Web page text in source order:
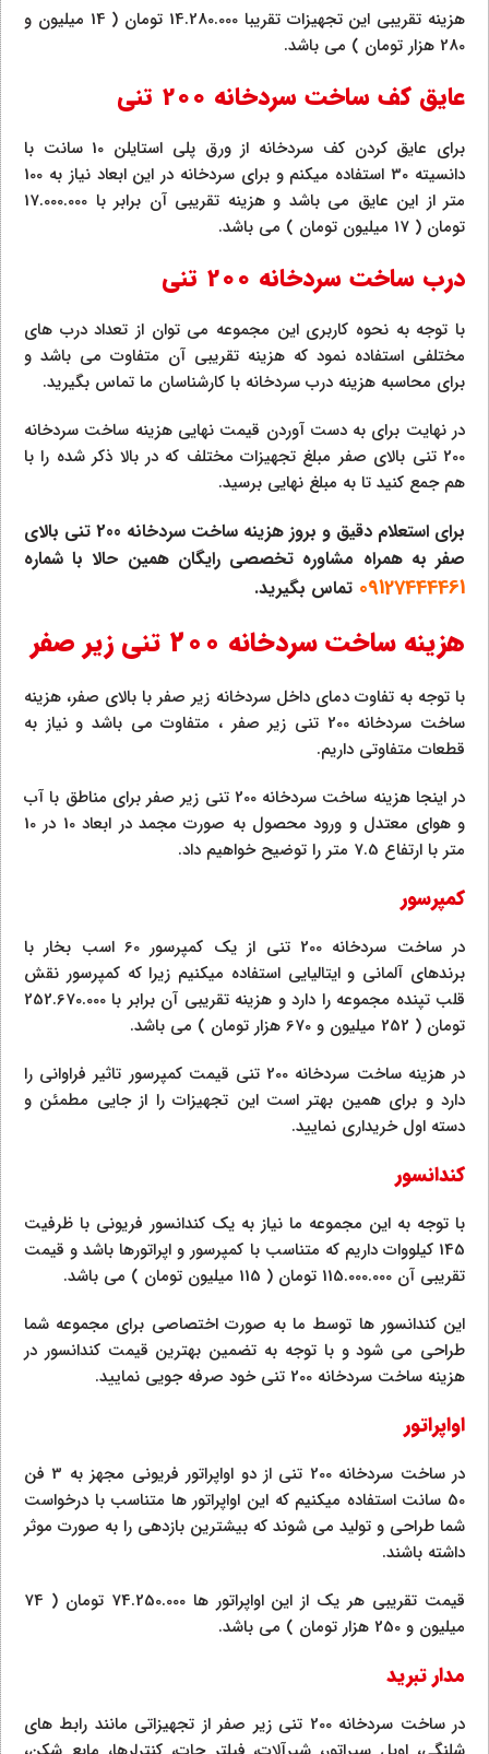
هزینه تقریبی این تجهیزات تقریبا 14.280.000 تومان ( 14 میلیون و
280 هزار تومان ) می باشد.
عایق کف ساخت سردخانه 200 تنی
برای عایق کردن کف سردخانه از ورق پلی استایلن 10 سانت با
دانسیته 30 استفاده میکنم و برای سردخانه در این ابعاد نیاز به 100
متر از این عایق می باشد و هزینه تقریبی آن برابر با 17.000.000
تومان ( 17 میلیون تومان ) می باشد.
درب ساخت سردخانه 200 تنی
با توجه به نحوه کاربری این مجموعه می توان از تعداد درب های
مختلفی استفاده نمود که هزینه تقریبی آن متفاوت می باشد و
برای محاسبه هزینه درب سردخانه با کارشناسان ما تماس بگیرید.
در نهایت برای به دست آوردن قیمت نهایی هزینه ساخت سردخانه
200 تنی بالای صفر مبلغ تجهیزات مختلف که در بالا ذکر شده را با
هم جمع کنید تا به مبلغ نهایی برسید.
برای استعلام دقیق و بروز هزینه ساخت سردخانه 200 تنی بالای
صفر به همراه مشاوره تخصصی رایگان همین حالا با شماره
09127444461 تماس بگیرید.
هزینه ساخت سردخانه 200 تنی زیر صفر
با توجه به تفاوت دمای داخل سردخانه زیر صفر با بالای صفر، هزینه
ساخت سردخانه 200 تنی زیر صفر ، متفاوت می باشد و نیاز به
قطعات متفاوتی داریم.
در اینجا هزینه ساخت سردخانه 200 تنی زیر صفر برای مناطق با آب
و هوای معتدل و ورود محصول به صورت مجمد در ابعاد 10 در 10
متر با ارتفاع 7.5 متر را توضیح خواهیم داد.
کمپرسور
در ساخت سردخانه 200 تنی از یک کمپرسور 60 اسب بخار با
برندهای آلمانی و ایتالیایی استفاده میکنیم زیرا که کمپرسور نقش
قلب تپنده مجموعه را دارد و هزینه تقریبی آن برابر با 252.670.000
تومان ( 252 میلیون و 670 هزار تومان ) می باشد.
در هزینه ساخت سردخانه 200 تنی قیمت کمپرسور تاثیر فراوانی را
دارد و برای همین بهتر است این تجهیزات را از جایی مطمئن و
دسته اول خریداری نمایید.
کندانسور
با توجه به این مجموعه ما نیاز به یک کندانسور فریونی با ظرفیت
145 کیلووات داریم که متناسب با کمپرسور و اپراتورها باشد و قیمت
تقریبی آن 115.000.000 تومان ( 115 میلیون تومان ) می باشد.
این کندانسور ها توسط ما به صورت اختصاصی برای مجموعه شما
طراحی می شود و با توجه به تضمین بهترین قیمت کندانسور در
هزینه ساخت سردخانه 200 تنی خود صرفه جویی نمایید.
اواپراتور
در ساخت سردخانه 200 تنی از دو اواپراتور فریونی مجهز به 3 فن
50 سانت استفاده میکنیم که این اواپراتور ها متناسب با درخواست
شما طراحی و تولید می شوند که بیشترین بازدهی را به صورت موثر
داشته باشند.
قیمت تقریبی هر یک از این اواپراتور ها 74.250.000 تومان ( 74
میلیون و 250 هزار تومان ) می باشد.
مدار تبرید
در ساخت سردخانه 200 تنی زیر صفر از تجهیزاتی مانند رابط های